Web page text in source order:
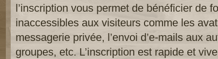
l’inscription vous permet de bénéficier de
inaccessibles aux visiteurs comme les
messagerie privée, l’envoi d’e-mails aux
groupes, etc. L’inscription est rapide et